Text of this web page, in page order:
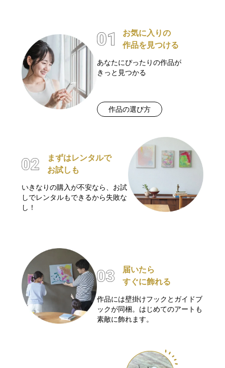
お気に入りの
作品を見つける
あなたにぴったりの作品が
きっと見つかる
作品の選び方
まずはレンタルで
お試しも
いきなりの購入が不安なら、お試
しでレンタルもできるから失敗な
し！
届いたら
すぐに飾れる
作品には壁掛けフックとガイドブ
ックが同梱。はじめてのアートも
素敵に飾れます。